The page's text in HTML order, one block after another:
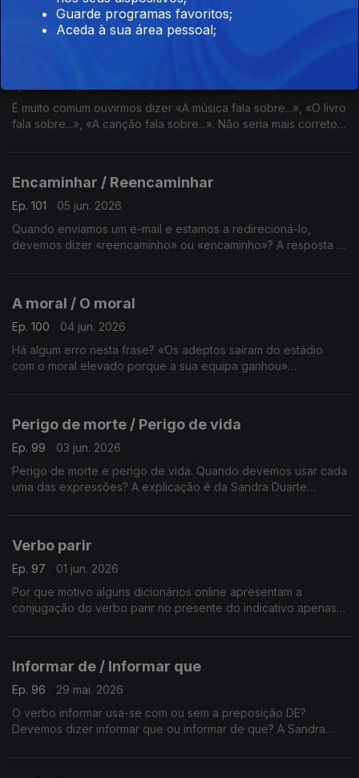
sem C. Segundo o novo Acordo Ortográfico, a consoante que
se pronuncia escreve-se, correto? A resposta é da Sandra
Duarte Tavares.
É muito comum ouvirmos dizer «A música fala sobre...», «O livro
fala sobre...», «A canção fala sobre...». Não seria mais correto
Encaminhar / Reencaminhar
Ep. 101
05 jun. 2026
Quando enviamos um e-mail e estamos a redirecioná-lo,
devemos dizer «reencaminho» ou «encaminho»? A resposta é
A moral / O moral
Ep. 100
04 jun. 2026
Há algum erro nesta frase? «Os adeptos saíram do estádio
com o moral elevado porque a sua equipa ganhou»
Perigo de morte / Perigo de vida
Ep. 99
03 jun. 2026
Perigo de morte e perigo de vida. Quando devemos usar cada
uma das expressões? A explicação é da Sandra Duarte
Verbo parir
Ep. 97
01 jun. 2026
Por que motivo alguns dicionários online apresentam a
conjugação do verbo parir no presente do indicativo apenas
Informar de / Informar que
Ep. 96
29 mai. 2026
O verbo informar usa-se com ou sem a preposição DE?
Devemos dizer informar que ou informar de que? A Sandra
Guarde programas favoritos;
Aceda à sua área pessoal;